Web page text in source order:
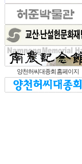
양천허씨대종회 홈페이지